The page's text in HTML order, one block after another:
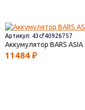
Артикул: 43cf40926757
Аккумулятор BARS ASIA
11484 ₽